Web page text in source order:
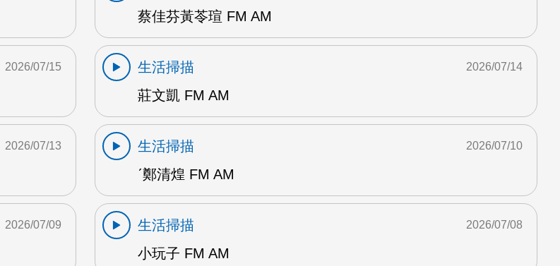
蔡佳芬黃苓瑄 FM AM
2026/07/15
生活掃描
莊文凱 FM AM
2026/07/14
2026/07/13
生活掃描
ˊ鄭清煌 FM AM
2026/07/10
2026/07/09
生活掃描
小玩子 FM AM
2026/07/08